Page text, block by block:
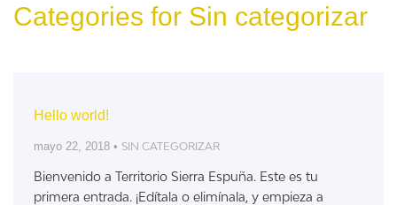
Categories for Sin categorizar
Hello world!
mayo 22, 2018 • SIN CATEGORIZAR
Bienvenido a Territorio Sierra Espuña. Este es tu
primera entrada. ¡Edítala o elimínala, y empieza a